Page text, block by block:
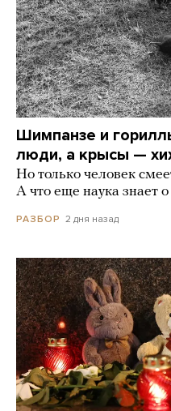
Шимпанзе и
люди, а крысы —
Но только человек
А что еще наука знает
РАЗБОР 2 дня назад